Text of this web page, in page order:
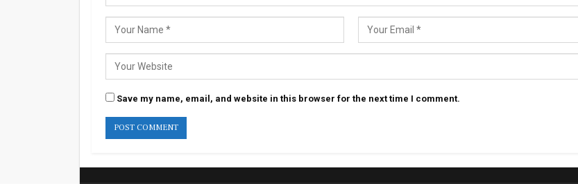
Save my name, email, and website in this browser for the next time I comment.